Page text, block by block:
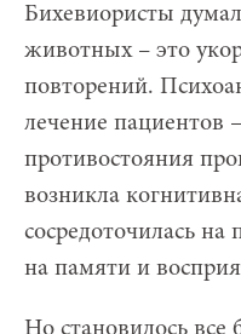
Бихевиористы
животных – это
повторений.
лечение пациентов
противостояния
возникла
сосредоточилась
на памяти и
Но становилось все